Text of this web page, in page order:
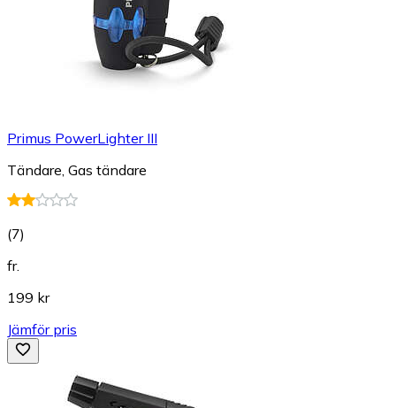
Primus PowerLighter III
Tändare, Gas tändare
(7)
fr.
199 kr
Jämför pris